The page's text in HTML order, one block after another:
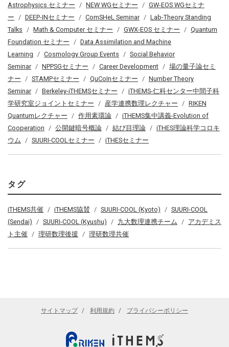
Astrophysics セミナー
NEW WGセミナー
GW-EOS WGセミナ
ー
DEEP-INセミナー ComSHeL Seminar
Lab-Theory Standing
Talks
Math & Computer セミナー GWX-EOS セミナー
Quantum
Foundation セミナー
Data Assimilation and Machine
Learning
Cosmology Group Events
Social Behavior
Seminar
NPPSGセミナー Career Development
場の量子論セミ
ナー
STAMPセミナー QuCoInセミナー
Number Theory
Seminar
Berkeley-iTHEMSセミナー
iTHEMS-仁科センター中間子科
学研究室ジョイントセミナー
産学連携数理レクチャー
RIKEN
Quantumレクチャー
作用素環論
iTHEMS集中講義-Evolution of
Cooperation
公開鍵暗号概論 結び目理論
iTHES理論科学コロキ
ウム
SUURI-COOLセミナー iTHESセミナー
タグ
iTHEMS共催 iTHEMS協賛 SUURI-COOL (Kyoto)
SUURI-COOL
(Sendai)
SUURI-COOL (Kyushu) 九大数理連携チーム
アカデミス
ト主催
理研数理後援 理研数理共催
サイトマップ 利用規約 プライバシーポリシー